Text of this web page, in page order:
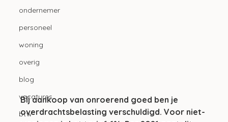
ondernemer
personeel
woning
overig
blog
vacatures
btw
Bij aankoop van onroerend goed ben je
overdrachtsbelasting verschuldigd. Voor niet-